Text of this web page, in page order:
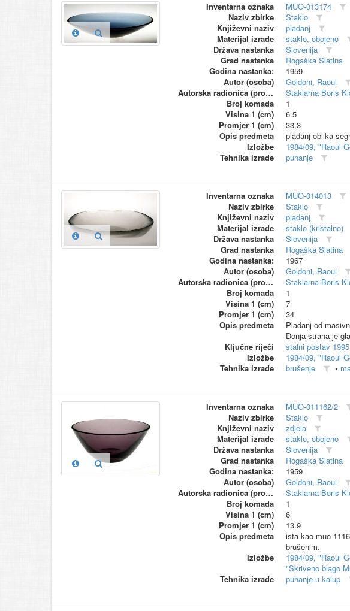
Inventarna oznaka
MUO-013174
Naziv zbirke
Staklo
Književni naziv
pladanj
Materijal izrade
staklo, obojeno
Država nastanka
Slovenija
Grad nastanka
Rogaška Slatina
Godina nastanka:
1959
Autor (osoba)
Goldoni, Raoul
Autorska radionica (proizvođač)
Staklarna Boris
Broj komada
1
Visina 1 (cm)
6.5
Promjer 1 (cm)
33.3
Opis predmeta
pladanj oblika
Izložbe
1984/09, "Raoul
Tehnika izrade
puhanje
Inventarna oznaka
MUO-014013
Naziv zbirke
Staklo
Književni naziv
pladanj
Materijal izrade
staklo (kristalno)
Država nastanka
Slovenija
Grad nastanka
Rogaška Slatina
Godina nastanka:
1967
Autor (osoba)
Goldoni, Raoul
Autorska radionica (proizvođač)
Staklarna Boris
Broj komada
1
Visina 1 (cm)
7
Promjer 1 (cm)
34
Opis predmeta
Pladanj od
Donja strana je
Ključne riječi
stalni postav 1995
Izložbe
1984/09, "Raoul
Tehnika izrade
brušenje •
Inventarna oznaka
MUO-011162/2
Naziv zbirke
Staklo
Književni naziv
zdjela
Materijal izrade
staklo, obojeno
Država nastanka
Slovenija
Grad nastanka
Rogaška Slatina
Godina nastanka:
1959
Autor (osoba)
Goldoni, Raoul
Autorska radionica (proizvođač)
Staklarna Boris
Broj komada
1
Visina 1 (cm)
6
Promjer 1 (cm)
13.9
Opis predmeta
ista kao muo
brušenim.
Izložbe
1984/09, "Raoul
"Skriveno blago
Tehnika izrade
puhanje u kalup